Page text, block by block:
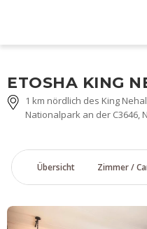
ETOSHA KING
1 km nördlich des King
Nationalpark an der C3646,
Übersicht Zimmer /